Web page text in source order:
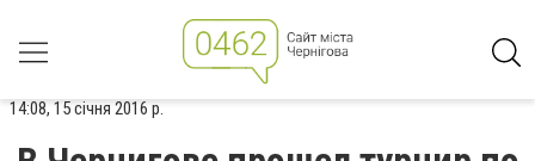
14:08, 15 січня 2016 р.